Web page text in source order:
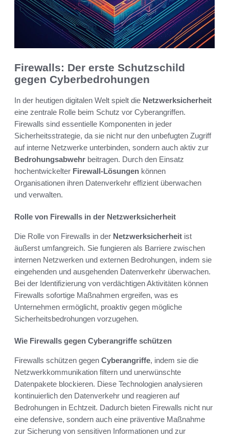
Firewalls: Der erste Schutzschild
gegen Cyberbedrohungen
In der heutigen digitalen Welt spielt die Netzwerksicherheit
eine zentrale Rolle beim Schutz vor Cyberangriffen.
Firewalls sind essentielle Komponenten in jeder
Sicherheitsstrategie, da sie nicht nur den unbefugten Zugriff
auf interne Netzwerke unterbinden, sondern auch aktiv zur
Bedrohungsabwehr beitragen. Durch den Einsatz
hochentwickelter Firewall-Lösungen können
Organisationen ihren Datenverkehr effizient überwachen
und verwalten.
Rolle von Firewalls in der Netzwerksicherheit
Die Rolle von Firewalls in der Netzwerksicherheit ist
äußerst umfangreich. Sie fungieren als Barriere zwischen
internen Netzwerken und externen Bedrohungen, indem sie
eingehenden und ausgehenden Datenverkehr überwachen.
Bei der Identifizierung von verdächtigen Aktivitäten können
Firewalls sofortige Maßnahmen ergreifen, was es
Unternehmen ermöglicht, proaktiv gegen mögliche
Sicherheitsbedrohungen vorzugehen.
Wie Firewalls gegen Cyberangriffe schützen
Firewalls schützen gegen Cyberangriffe, indem sie die
Netzwerkkommunikation filtern und unerwünschte
Datenpakete blockieren. Diese Technologien analysieren
kontinuierlich den Datenverkehr und reagieren auf
Bedrohungen in Echtzeit. Dadurch bieten Firewalls nicht nur
eine defensive, sondern auch eine präventive Maßnahme
zur Sicherung von sensitiven Informationen und zur